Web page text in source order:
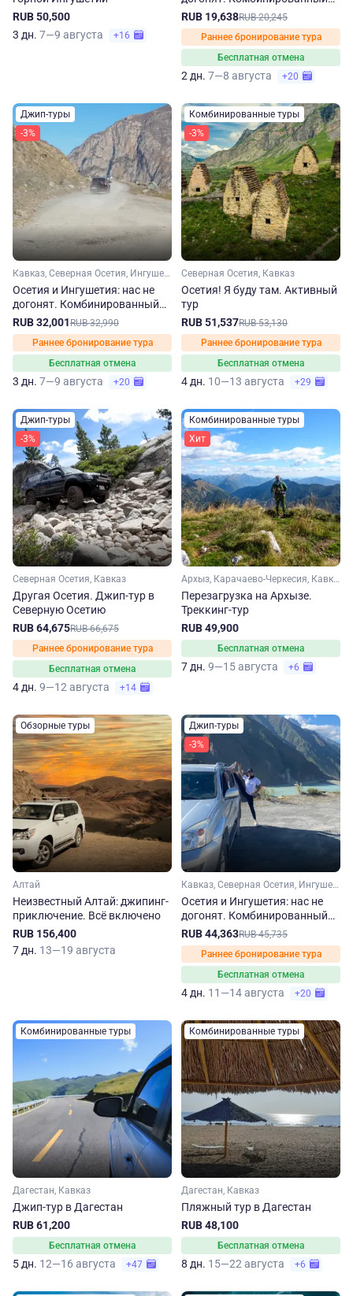
RUB 50,500
3 дн. 7—9 августа +16
джип-тур на 2 дня
RUB 19,638RUB 20,245
Раннее бронирование тура
Бесплатная отмена
2 дн. 7—8 августа +20
Джип-туры
-3%
Кавказ, Северная Осетия, Ингушетия
Осетия и Ингушетия: нас не
догонят. Комбинированный
джип-тур на 3 дня
RUB 32,001RUB 32,990
Раннее бронирование тура
Бесплатная отмена
3 дн. 7—9 августа +20
Комбинированные туры
-3%
Северная Осетия, Кавказ
Осетия! Я буду там. Активный
тур
RUB 51,537RUB 53,130
Раннее бронирование тура
Бесплатная отмена
4 дн. 10—13 августа +29
Джип-туры
-3%
Северная Осетия, Кавказ
Другая Осетия. Джип-тур в
Северную Осетию
RUB 64,675RUB 66,675
Раннее бронирование тура
Бесплатная отмена
4 дн. 9—12 августа +14
Комбинированные туры
Хит
Архыз, Карачаево-Черкесия, Кавказ
Перезагрузка на Архызе.
Треккинг-тур
RUB 49,900
Бесплатная отмена
7 дн. 9—15 августа +6
Обзорные туры
Алтай
Неизвестный Алтай: джипинг-
приключение. Всё включено
RUB 156,400
7 дн. 13—19 августа
Джип-туры
-3%
Кавказ, Северная Осетия, Ингушетия
Осетия и Ингушетия: нас не
догонят. Комбинированный
джип-тур на 4 дня
RUB 44,363RUB 45,735
Раннее бронирование тура
Бесплатная отмена
4 дн. 11—14 августа +20
Комбинированные туры
Дагестан, Кавказ
Джип-тур в Дагестан
RUB 61,200
Бесплатная отмена
5 дн. 12—16 августа +47
Комбинированные туры
Дагестан, Кавказ
Пляжный тур в Дагестан
RUB 48,100
Бесплатная отмена
8 дн. 15—22 августа +6